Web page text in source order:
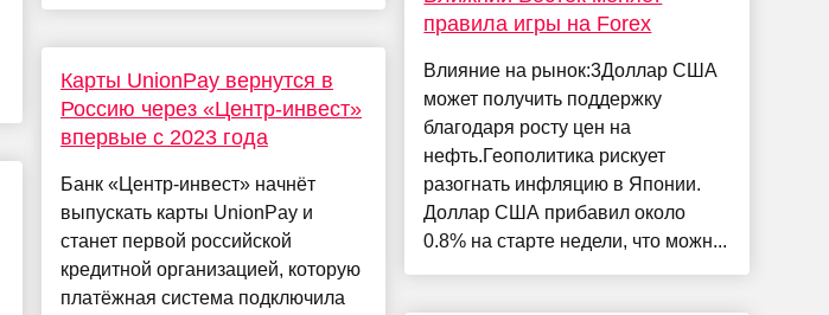
Карты UnionPay вернутся в
Россию через «Центр-инвест»
впервые с 2023 года
Банк «Центр-инвест» начнёт
выпускать карты UnionPay и
станет первой российской
кредитной организацией, которую
платёжная система подключила
правила игры на Forex
Влияние на рынок:3Доллар США
может получить поддержку
благодаря росту цен на
нефть.Геополитика рискует
разогнать инфляцию в Японии.
Доллар США прибавил около
0.8% на старте недели, что можн...